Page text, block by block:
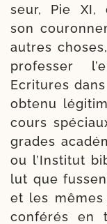
seur, Pie XI,
son
autres
pro­fes­ser
Ecritures dans
obte­nu
cours
grades
ou l’Institut
lut que
et les mêmes
confé­rés en